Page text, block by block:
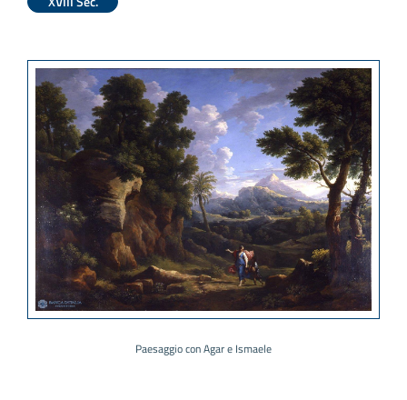
Paesaggio con Agar e Ismaele